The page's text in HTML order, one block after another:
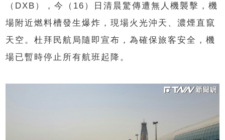
（DXB），今（16）日清晨驚傳遭無人機襲擊，機
場附近燃料槽發生爆炸，現場火光沖天、濃煙直竄
天空。杜拜民航局隨即宣布，為確保旅客安全，機
場已暫時停止所有航班起降。